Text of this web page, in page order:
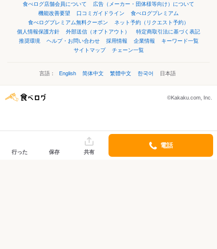
食べログ店舗会員について
広告（メーカー・団体様等向け）について
機能改善要望
口コミガイドライン
食べログプレミアム
食べログプレミアム無料クーポン
ネット予約（リクエスト予約）
個人情報保護方針
外部送信（オプトアウト）
特定商取引法に基づく表記
推奨環境
ヘルプ・お問い合わせ 採用情報 企業情報
キーワード一覧
サイトマップ
チェーン一覧
言語： English 简体中文 繁體中文 한국어 日本語
©Kakaku.com, Inc.
行った 保存 共有
電話